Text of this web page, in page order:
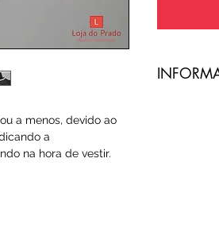
a menos, devido ao
a
na hora de vestir.